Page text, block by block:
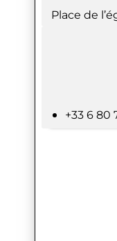
Place de
+33 6 80